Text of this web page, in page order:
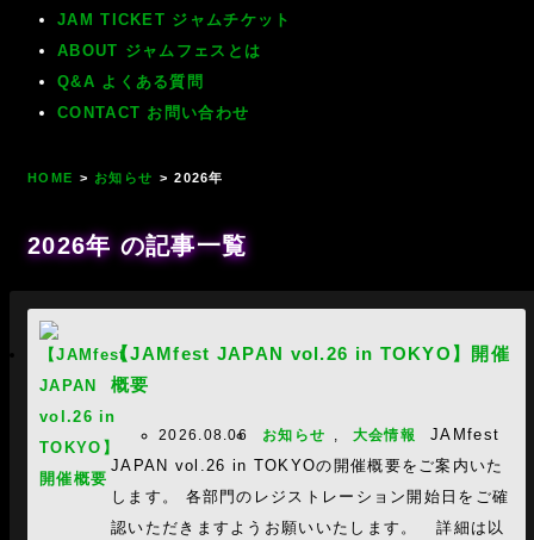
JAM TICKET ジャムチケット
ABOUT ジャムフェスとは
Q&A よくある質問
CONTACT お問い合わせ
HOME > お知らせ > 2026年
2026年 の記事一覧
【JAMfest JAPAN vol.26 in TOKYO】開催
概要
2026.08.06 お知らせ 大会情報
JAMfest
JAPAN vol.26 in TOKYOの開催概要をご案内いた
します。 各部門のレジストレーション開始日をご確
認いただきますようお願いいたします。 詳細は以